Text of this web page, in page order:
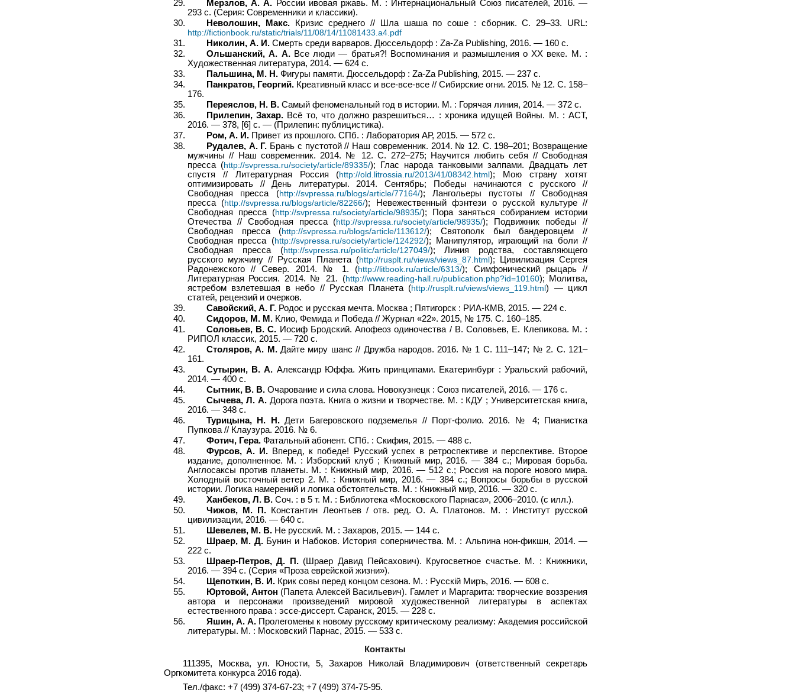
Мерзлов, А. А. России ивовая ржавь. М. : Интернациональный Союз писателей, 2016. —
293 с. (Серия: Современники и классики).
Неволошин, Макс.Кризис среднего // Шла шаша по соше : сборник. С. 29–33. URL:
http://fictionbook.ru/static/trials/11/08/14/11081433.a4.pdf
Николин, А. И. Смерть среди варваров. Дюссельдорф : Za-Za Publishing, 2016. — 160 с.
Ольшанский, А. А.Все люди — братья?! Воспоминания и размышления о ХХ веке. М. :
Художественная литература, 2014. — 624 с.
Пальшина, М. Н. Фигуры памяти. Дюссельдорф : Za-Za Publishing, 2015. — 237 с.
Панкратов, Георгий. Креативный класс и все-все-все // Сибирские огни. 2015. № 12. С. 158–
176.
Переяслов, Н. В. Самый феноменальный год в истории. М. : Горячая линия, 2014. — 372 с.
Прилепин, Захар. Всё то, что должно разрешиться… : хроника идущей Войны. М. : АСТ,
2016. — 378, [6] с. — (Прилепин: публицистика).
Ром, А. И. Привет из прошлого. СПб. : Лаборатория АР, 2015. — 572 с.
Рудалев, А. Г. Брань с пустотой // Наш современник. 2014. № 12. С. 198–201; Возвращение
мужчины // Наш современник. 2014. № 12. С. 272–275; Научится любить себя // Свободная
пресса (http://svpressa.ru/society/article/89335/); Глас народа танковыми залпами. Двадцать лет
спустя // Литературная Россия (http://old.litrossia.ru/2013/41/08342.html); Мою страну хотят
оптимизировать // День литературы. 2014. Сентябрь; Победы начинаются с русского //
Свободная пресса (http://svpressa.ru/blogs/article/77164/); Лангольеры пустоты // Свободная
пресса (http://svpressa.ru/blogs/article/82266/); Невежественный фэнтези о русской культуре //
Свободная пресса (http://svpressa.ru/society/article/98935/); Пора заняться собиранием истории
Отечества // Свободная пресса (http://svpressa.ru/society/article/98935/); Подвижник победы //
Свободная пресса (http://svpressa.ru/blogs/article/113612/); Святополк был бандеровцем //
Свободная пресса (http://svpressa.ru/society/article/124292/); Манипулятор, играющий на боли //
Свободная пресса (http://svpressa.ru/politic/article/127049/); Линия родства, составляющего
русского мужчину // Русская Планета (http://rusplt.ru/views/views_87.html); Цивилизация Сергея
Радонежского // Север. 2014. № 1. (http://litbook.ru/article/6313/); Симфонический рыцарь //
Литературная Россия. 2014. № 21. (http://www.reading-hall.ru/publication.php?id=10160); Молитва,
ястребом взлетевшая в небо // Русская Планета (http://rusplt.ru/views/views_119.html) — цикл
статей, рецензий и очерков.
Савойский, А. Г. Родос и русская мечта. Москва ; Пятигорск : РИА-КМВ, 2015. — 224 с.
Сидоров, М. М. Клио, Фемида и Победа // Журнал «22». 2015, № 175. С. 160–185.
Соловьев, В. С. Иосиф Бродский. Апофеоз одиночества / В. Соловьев, Е. Клепикова. М. :
РИПОЛ классик, 2015. — 720 с.
Столяров, А. М.Дайте миру шанс // Дружба народов. 2016. № 1 С. 111–147; № 2. С. 121–
161.
Сутырин, В. А. Александр Юффа. Жить принципами. Екатеринбург : Уральский рабочий,
2014. — 400 с.
Сытник, В. В. Очарование и сила слова. Новокузнецк : Союз писателей, 2016. — 176 с.
Сычева, Л. А.Дорога поэта. Книга о жизни и творчестве. М. : КДУ ; Университетская книга,
2016. — 348 с.
Турицына, Н. Н.Дети Багеровского подземелья // Порт-фолио. 2016. № 4; Пианистка
Пупкова // Клаузура. 2016. № 6.
Фотич, Гера. Фатальный абонент. СПб. : Скифия, 2015. — 488 с.
Фурсов, А. И. Вперед, к победе! Русский успех в ретроспективе и перспективе. Второе
издание, дополненное. М. : Изборский клуб ; Книжный мир, 2016. — 384 с.; Мировая борьба.
Англосаксы против планеты. М. : Книжный мир, 2016. — 512 с.; Россия на пороге нового мира.
Холодный восточный ветер 2. М. : Книжный мир, 2016. — 384 с.; Вопросы борьбы в русской
истории. Логика намерений и логика обстоятельств. М. : Книжный мир, 2016. — 320 с.
Ханбеков, Л. В. Соч. : в 5 т. М. : Библиотека «Московского Парнаса», 2006–2010. (с илл.).
Чижов, М. П. Константин Леонтьев / отв. ред. О. А. Платонов. М. : Институт русской
цивилизации, 2016. — 640 с.
Шевелев, М. В. Не русский. М. : Захаров, 2015. — 144 с.
Шраер, М. Д.Бунин и Набоков. История соперничества. М. : Альпина нон-фикшн, 2014. —
222 с.
Шраер-Петров, Д. П.(Шраер Давид Пейсахович). Кругосветное счастье. М. : Книжники,
2016. — 394 с. (Серия «Проза еврейской жизни»).
Щепоткин, В. И. Крик совы перед концом сезона. М. : Русскiй Миръ, 2016. — 608 с.
Юртовой, Антон (Папета Алексей Васильевич). Гамлет и Маргарита: творческие воззрения
автора и персонажи произведений мировой художественной литературы в аспектах
естественного права : эссе-диссерт. Саранск, 2015. — 228 с.
Яшин, А. А. Пролегомены к новому русскому критическому реализму: Академия российской
литературы. М. : Московский Парнас, 2015. — 533 с.
Контакты
111395, Москва, ул. Юности, 5, Захаров Николай Владимирович (ответственный секретарь
Оргкомитета конкурса 2016 года).
Тел./факс: +7 (499) 374-67-23; +7 (499) 374-75-95.